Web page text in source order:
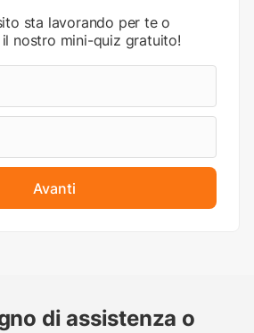
sta lavorando per te o
nostro mini-quiz gratuito!
Avanti
di assistenza o